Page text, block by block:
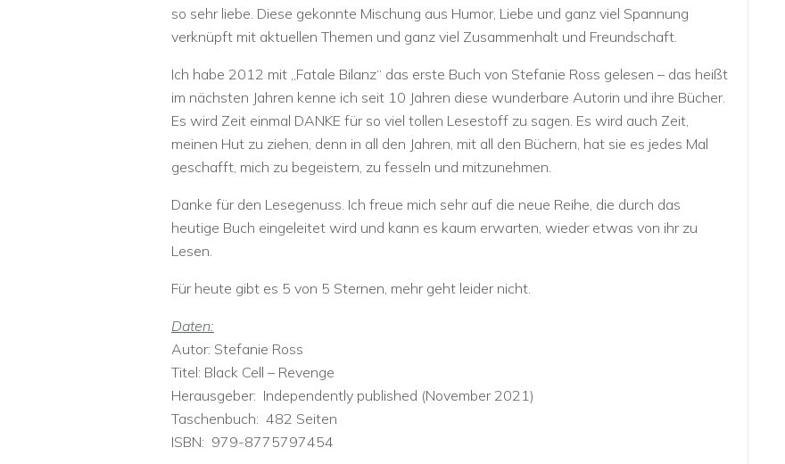
so sehr liebe. Diese gekonnte Mischung aus Humor, Liebe und ganz viel Spannung
verknüpft mit aktuellen Themen und ganz viel Zusammenhalt und Freundschaft.
Ich habe 2012 mit „Fatale Bilanz“ das erste Buch von Stefanie Ross gelesen – das heißt
im nächsten Jahren kenne ich seit 10 Jahren diese wunderbare Autorin und ihre Bücher.
Es wird Zeit einmal DANKE für so viel tollen Lesestoff zu sagen. Es wird auch Zeit,
meinen Hut zu ziehen, denn in all den Jahren, mit all den Büchern, hat sie es jedes Mal
geschafft, mich zu begeistern, zu fesseln und mitzunehmen.
Danke für den Lesegenuss. Ich freue mich sehr auf die neue Reihe, die durch das
heutige Buch eingeleitet wird und kann es kaum erwarten, wieder etwas von ihr zu
Lesen.
Für heute gibt es 5 von 5 Sternen, mehr geht leider nicht.
Daten:
Autor: Stefanie Ross
Titel: Black Cell – Revenge
Herausgeber: ‎ Independently published (November 2021)
Taschenbuch: ‎ 482 Seiten
ISBN: ‎ 979-8775797454